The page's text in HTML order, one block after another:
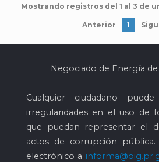
Mostrando registros del 1 al 3 de
Anterior 1
Negociado de Energía
Cualquier ciudadano
irregularidades en el uso de
que puedan representar el
actos de corrupción
electrónico a